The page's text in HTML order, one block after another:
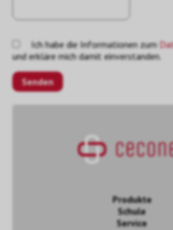
Ich habe die Informationen zum
und erkläre mich damit einverstanden.
Produkte
Schule
Service